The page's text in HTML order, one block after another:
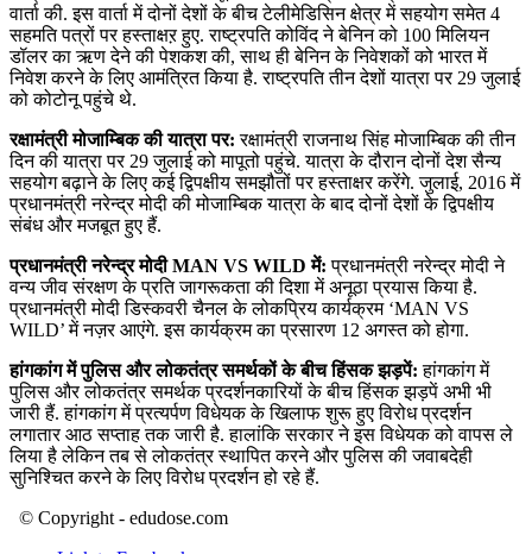
वार्ता की. इस वार्ता में दोनों देशों के बीच टेलीमेडिसिन क्षेत्र में सहयोग समेत 4
सहमति पत्रों पर हस्ताक्षऱ हुए. राष्ट्रपति कोविंद ने बेनिन को 100 मिलियन
डॉलर का ऋण देने की पेशकश की, साथ ही बेनिन के निवेशकों को भारत में
निवेश करने के लिए आमंत्रित किया है. राष्‍ट्रपति तीन देशों यात्रा पर 29 जुलाई
को कोटोनू पहुंचे थे.
रक्षामंत्री मोजाम्बिक की यात्रा पर: रक्षामंत्री राजनाथ सिंह मोजाम्बिक की तीन
दिन की यात्रा पर 29 जुलाई को मापूतो पहुंचे. यात्रा के दौरान दोनों देश सैन्‍य
सहयोग बढ़ाने के लिए कई द्विपक्षीय समझौतों पर हस्‍ताक्षर करेंगे. जुलाई, 2016 में
प्रधानमंत्री नरेन्‍द्र मोदी की मोजाम्बिक यात्रा के बाद दोनों देशों के द्विपक्षीय
संबंध और मजबूत हुए हैं.
प्रधानमंत्री नरेन्द्र मोदी MAN VS WILD में: प्रधानमंत्री नरेन्द्र मोदी ने
वन्य जीव संरक्षण के प्रति जागरूकता की दिशा में अनूठा प्रयास किया है.
प्रधानमंत्री मोदी डिस्कवरी चैनल के लोकप्रिय कार्यक्रम ‘MAN VS
WILD’ में नज़र आएंगे. इस कार्यक्रम का प्रसारण 12 अगस्त को होगा.
हांगकांग में पुलिस और लोकतंत्र समर्थकों के बीच हिंसक झड़पें: हांगकांग में
पुलिस और लोकतंत्र समर्थक प्रदर्शनकारियों के बीच हिंसक झड़पें अभी भी
जारी हैं. हांगकांग में प्रत्यर्पण विधेयक के खिलाफ शुरू हुए विरोध प्रदर्शन
लगातार आठ सप्ताह तक जारी है. हालांकि सरकार ने इस विधेयक को वापस ले
लिया है लेकिन तब से लोकतंत्र स्‍थापित करने और पुलिस की जवाबदेही
सुनिश्चित करने के लिए विरोध प्रदर्शन हो रहे हैं.
© Copyright - edudose.com